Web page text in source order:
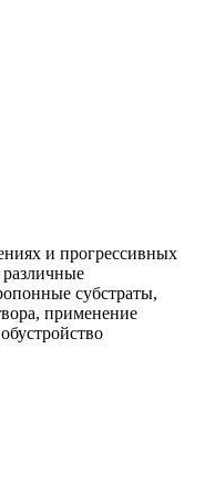
и прогрессивных
субстраты,
применение